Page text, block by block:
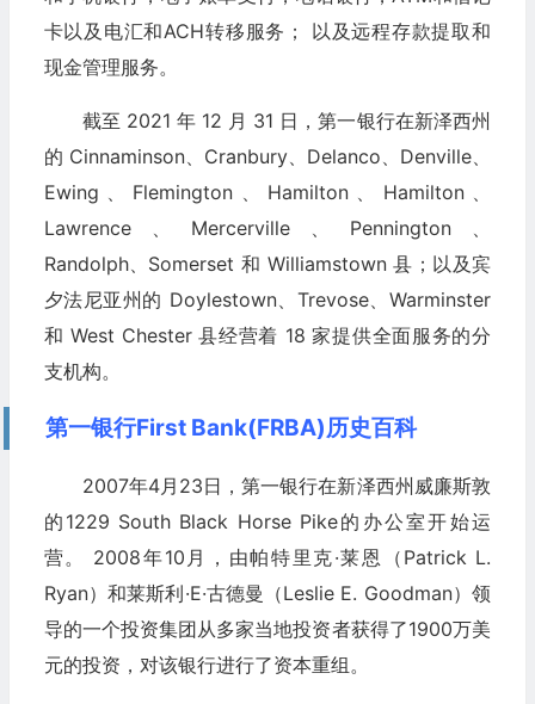
卡以及电汇和ACH转移服务； 以及远程存款提取和
现金管理服务。
截至 2021 年 12 月 31 日，第一银行在新泽西州
的 Cinnaminson、Cranbury、Delanco、Denville、
Ewing、Flemington、Hamilton、Hamilton、
Lawrence、Mercerville、Pennington、
Randolph、Somerset 和 Williamstown 县；以及宾
夕法尼亚州的 Doylestown、Trevose、Warminster
和 West Chester 县经营着 18 家提供全面服务的分
支机构。
第一银行First Bank(FRBA)历史百科
2007年4月23日，第一银行在新泽西州威廉斯敦
的1229 South Black Horse Pike的办公室开始运
营。 2008年10月，由帕特里克·莱恩（Patrick L.
Ryan）和莱斯利·E·古德曼（Leslie E. Goodman）领
导的一个投资集团从多家当地投资者获得了1900万美
元的投资，对该银行进行了资本重组。